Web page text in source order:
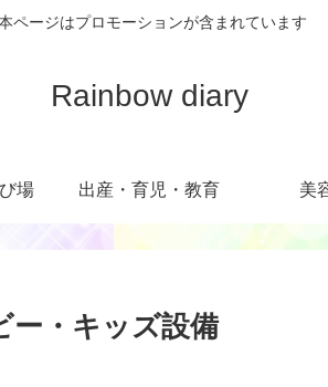
ページはプロモーションが含まれています
Rainbow diary
場 出産・育児・教育 美
ー・キッズ設備